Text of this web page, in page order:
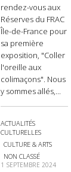
rendez-vous aux
Réserves du FRAC
Île-de-France pour
sa première
exposition, "Coller
l'oreille aux
colimaçons". Nous
y sommes allés,...
ACTUALITÉS
CULTURELLES
CULTURE & ARTS
NON CLASSÉ
1 SEPTEMBRE 2024